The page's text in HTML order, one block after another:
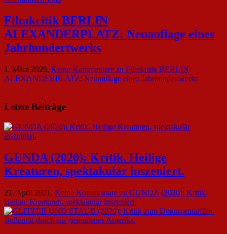
Filmkritik BERLIN
ALEXANDERPLATZ: Neuauflage eines
Jahrhundertwerks
1. März 2020, Keine Kommentare zu Filmkritik BERLIN
ALEXANDERPLATZ: Neuauflage eines Jahrhundertwerks
Letzte Beiträge
GUNDA (2020): Kritik. Heilige
Kreaturen, spektakulär inszeniert.
21. April 2021, Keine Kommentare zu GUNDA (2020): Kritik.
Heilige Kreaturen, spektakulär inszeniert.